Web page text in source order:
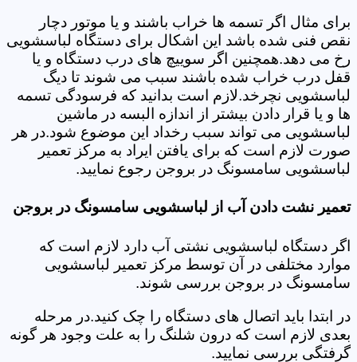
برای مثال اگر تسمه ها خراب باشند و یا موتور دچار
نقص فنی شده باشد این اشکال برای دستگاه لباسشویی
رخ می دهد.همچنین اگر سوییچ های درب دستگاه و یا
قفل درب خراب شده باشند سبب می شوند تا دیگ
لباسشویی نچرخد.لازم است بدانید که فرسودگی تسمه
ها و یا قرار دادن بیشتر از اندازه البسه در ماشین
لباسشویی می تواند سبب رخداد این موضوع شود.در هر
صورت لازم است که برای یافتن ایراد به مرکز تعمیر
لباسشویی سامسونگ در بروجن رجوع نمایید.
تعمیر نشت دادن آب از لباسشویی سامسونگ در بروجن
اگر دستگاه لباسشویی نشتی آب دارد لازم است که
موارد مختلفی در آن توسط مرکز تعمیر لباسشویی
سامسونگ در بروجن بررسی شوند.
در ابتدا باید اتصال های دستگاه را چک کنید.در مرحله
بعدی لازم است که درون شلنگ را به علت وجود هر گونه
گرفتگی بررسی نمایید.